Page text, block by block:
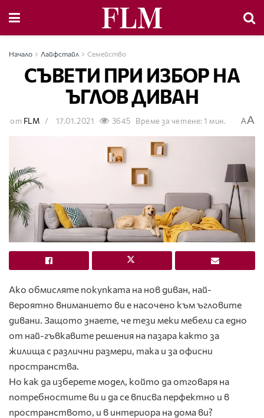
Начало Лайфстайл Семейство
СЪВЕТИ ПРИ ИЗБОР НА
ЪГЛОВ ДИВАН
от FLM 17.01.2021 3645 Време за четене: 1 мин. AA
Ако обмисляте покупката на нов диван, най-
вероятно вниманието ви е насочено към ъгловите
дивани. Защото знаете, че тези меки мебели са едно
от най-гъвкавите решения на пазара както за
жилища с различни размери, така и за офисни
пространства.
Но как да изберете модел, който да отговаря на
потребностите ви и да се вписва перфектно и в
пространството, и в интериора на дома ви?